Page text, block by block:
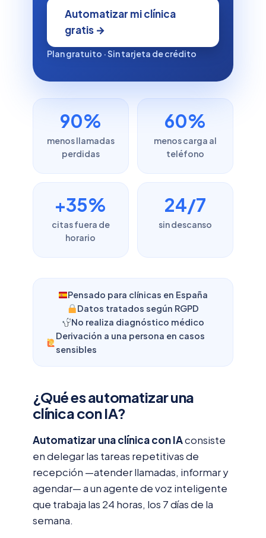
Automatizar mi clínica
gratis →
Plan gratuito · Sin tarjeta de crédito
90%
menos llamadas
perdidas
60%
menos carga al
teléfono
+35%
citas fuera de
horario
24/7
sin descanso
Pensado para clínicas en España
Datos tratados según RGPD
No realiza diagnóstico médico
Derivación a una persona en casos
sensibles
¿Qué es automatizar una
clínica con IA?
Automatizar una clínica con IAconsiste
en delegar las tareas repetitivas de
recepción —atender llamadas, informar y
agendar— a un agente de voz inteligente
que trabaja las 24 horas, los 7 días de la
semana.